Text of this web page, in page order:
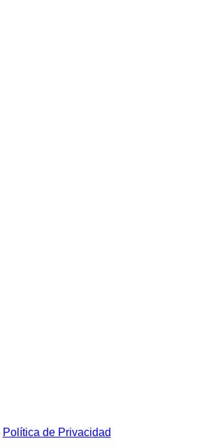
Política de Privacidad